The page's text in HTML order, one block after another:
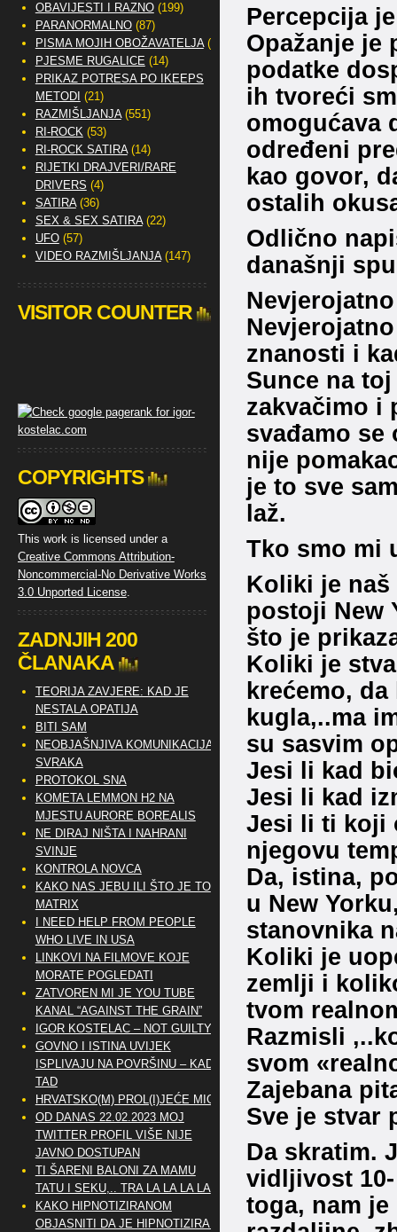
Percepcija
Opažanje je
podatke
ih tvoreći
omogućava
određeni
kao govor,
ostalih
Odlično
današnji
znanosti i
Sunce na
zakvačimo i
svađamo se
nije
je to sve
laž.
Tko smo mi
Koliki je naš
postoji New
što je
Koliki je
krećemo,
kugla,..ma
su sasvim
Jesi li kad
Jesi li kad
Jesi li ti koji
njegovu
Da, istina,
u New
stanovnika
Koliki je
zemlji i
tvom
Razmisli
svom
Zajebana
Sve je stvar
Da skratim.
vidljivost 10-
toga, nam
OBAVIJESTI I RAZNO(199)
PARANORMALNO(87)
PISMA MOJIH OBOŽAVATELJA(2)
PJESME RUGALICE (14)
PRIKAZ POTRESA PO IKEEPS
METODI (21)
RAZMIŠLJANJA(551)
RI-ROCK(53)
RI-ROCK SATIRA(14)
RIJETKI DRAJVERI/RARE
DRIVERS (4)
SATIRA(36)
SEX & SEX SATIRA(22)
UFO(57)
VIDEO RAZMIŠLJANJA(147)
VISITOR COUNTER
COPYRIGHTS
This work is licensed under a
Creative Commons Attribution-
Noncommercial-No Derivative Works
3.0 Unported License.
ZADNJIH 200
ČLANAKA
TEORIJA ZAVJERE: KAD JE
NESTALA OPATIJA
BITI SAM
NEOBJAŠNJIVA KOMUNIKACIJA
SVRAKA
PROTOKOL SNA
KOMETA LEMMON H2 NA
MJESTU AURORE BOREALIS
NE DIRAJ NIŠTA I NAHRANI
SVINJE
KONTROLA NOVCA
KAKO NAS JEBU ILI ŠTO JE TO
MATRIX
I NEED HELP FROM PEOPLE
WHO LIVE IN USA
LINKOVI NA FILMOVE KOJE
MORATE POGLEDATI
ZATVOREN MI JE YOU TUBE
KANAL “AGAINST THE GRAIN”
IGOR KOSTELAC – NOT GUILTY
GOVNO I ISTINA UVIJEK
ISPLIVAJU NA POVRŠINU – KAD
TAD
HRVATSKO(M) PROL(I)JEĆE MIG
OD DANAS 22.02.2023 MOJ
TWITTER PROFIL VIŠE NIJE
JAVNO DOSTUPAN
TI ŠARENI BALONI ZA MAMU
TATU I SEKU,.. TRA LA LA LA LA
KAKO HIPNOTIZIRANOM
OBJASNITI DA JE HIPNOTIZIRAN